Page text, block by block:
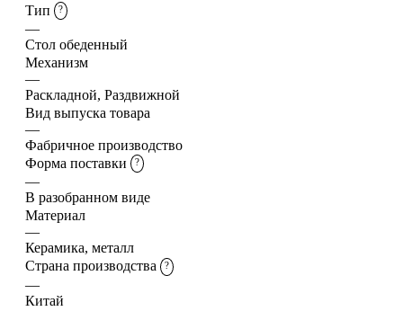
Тип
?
—
Стол обеденный
Механизм
—
Раскладной, Раздвижной
Вид выпуска товара
—
Фабричное производство
Форма поставки
?
—
В разобранном виде
Материал
—
Керамика, металл
Страна производства
?
—
Китай